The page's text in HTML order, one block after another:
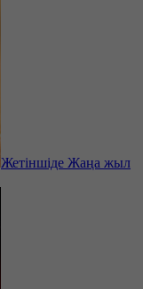
Жетіншіде Жаңа жыл